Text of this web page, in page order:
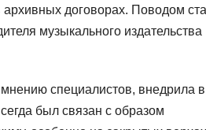
договорах. Поводом
музыкального издательства
специалистов, внедрила в
был связан с образом